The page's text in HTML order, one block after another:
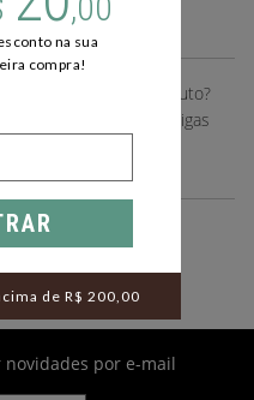
na sua
compra!
de R$ 200,00
deste desse produto?
com suas amigas
novidades por e-mail